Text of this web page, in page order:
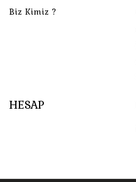
Biz Kimiz ?
HESAP